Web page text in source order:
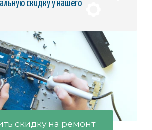
скидку у нашего
скидку на ремонт